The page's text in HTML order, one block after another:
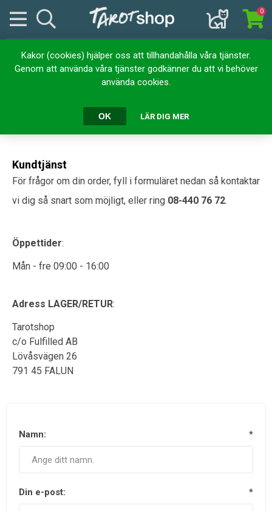
Kakor (cookies) hjälper oss att tillhandahålla våra tjänster.
Genom att använda våra tjänster godkänner du att vi behöver
använda cookies.
OK LÄR DIG MER
0
Kontakta oss
info@tarotshop.se
Kundtjänst
För frågor om din order, fyll i formuläret nedan så kontaktar
vi dig så snart som möjligt, eller ring 08-440 76 72.
Öppettider:
Mån - fre 09:00 - 16:00
Adress LAGER/RETUR:
Tarotshop
c/o Fulfilled AB
Lövåsvägen 26
791 45 FALUN
Namn: *
Din e-post: *